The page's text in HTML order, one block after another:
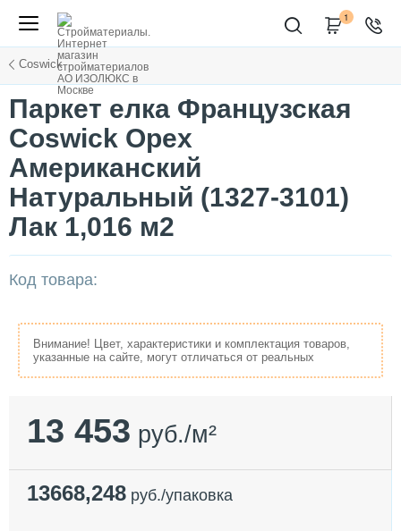
1
Coswick
Паркет елка Французская
Coswick Орех
Американский
Натуральный (1327-3101)
Лак 1,016 м2
Код товара:
Внимание! Цвет, характеристики и комплектация товаров,
указанные на сайте, могут отличаться от реальных
13 453 руб./м²
13668,248 руб./упаковка